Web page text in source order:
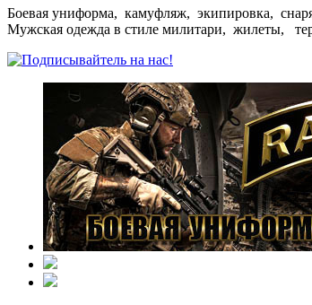
Боевая униформа, камуфляж, экипировка,
Мужская одежда в стиле милитари, жилеты,